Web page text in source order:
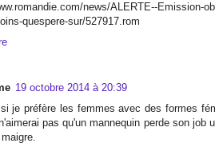
news/ALERTE--Emission-
quespere-sur/527917.rom
19 octobre 2014 à 20:39
je préfère les femmes avec des formes
pas qu'un mannequin perde son job